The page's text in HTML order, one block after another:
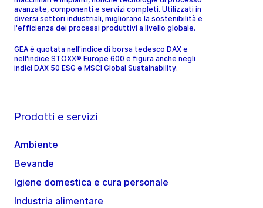
avanzate, componenti e servizi completi. Utilizzati in
diversi settori industriali, migliorano la sostenibilità e
l'efficienza dei processi produttivi a livello globale.
GEA è quotata nell'indice di borsa tedesco DAX e
nell'indice STOXX® Europe 600 e figura anche negli
indici DAX 50 ESG e MSCI Global Sustainability.
Prodotti e servizi
Ambiente
Bevande
Igiene domestica e cura personale
Industria alimentare